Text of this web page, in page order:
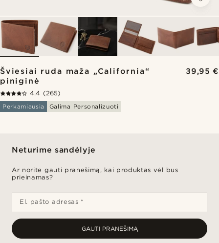
Šviesiai ruda maža „California“
piniginė
39,95 €
4.4 (265)
Perkamiausia
Galima Personalizuoti
Neturime sandėlyje
Ar norite gauti pranešimą, kai produktas vėl bus
prieinamas?
El. pašto adresas *
GAUTI PRANEŠIMĄ